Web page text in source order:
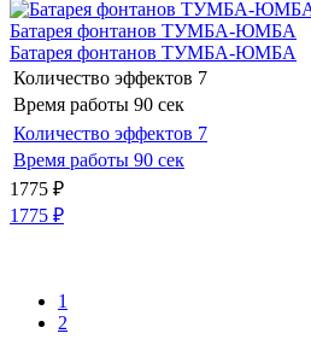
Батарея фонтанов ТУМБА-ЮМБА
Батарея фонтанов ТУМБА-ЮМБА
Количество эффектов 7
Время работы 90 сек
Количество эффектов 7
Время работы 90 сек
1775 ₽
1775 ₽
1
2